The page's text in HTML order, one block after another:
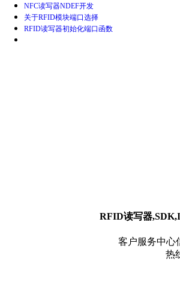
NFC读写器NDEF开发
关于RFID模块端口选择
RFID读写器初始化端口函数
RFID读写器
客户服务中心
热